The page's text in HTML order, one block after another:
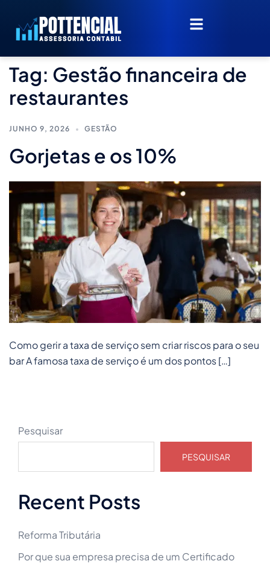
Tag: Gestão financeira de
restaurantes
JUNHO 9, 2026 GESTÃO
Gorjetas e os 10%
Como gerir a taxa de serviço sem criar riscos para o seu
bar A famosa taxa de serviço é um dos pontos […]
Pesquisar
PESQUISAR
Recent Posts
Reforma Tributária
Por que sua empresa precisa de um Certificado